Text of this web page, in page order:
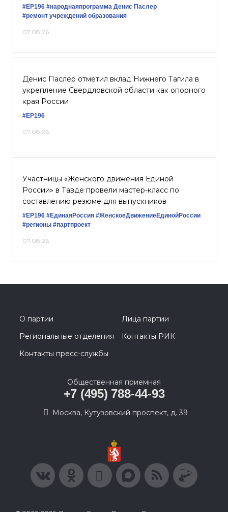
#ЕР196 #народнаяпрограмма Денис Паслер
#ремонт учреждений образования
07.08.26
Денис Паслер отметил вклад Нижнего Тагила в
укрепление Свердловской области как опорного
края России
#ЕР196
07.08.26
Участницы «Женского движения Единой
России» в Тавде провели мастер-класс по
составлению резюме для выпускников
#ЕР196 #‎ЕдинаяРоссия #ЖенскоеДвижениеЕдинойРоссии
#регионы #партпроект
07.08.26
О партии
Лица партии
Региональные отделения
Контакты РИК
Контакты пресс-службы
Общественная приемная
+7 (495) 788-44-93
Москва, Кутузовский проспект, д. 39